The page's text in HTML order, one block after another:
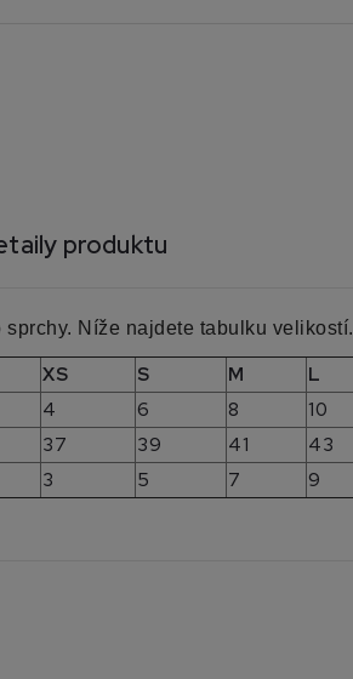
produktu
sprchy. Níže najdete tabulku velikostí.
XS S M L
4 6 8 10
37 39 41 43
3 5 7 9